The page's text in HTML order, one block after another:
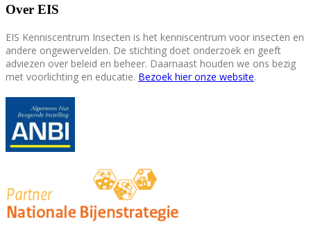
Over EIS
EIS Kenniscentrum Insecten is het kenniscentrum voor insecten en
andere ongewervelden. De stichting doet onderzoek en geeft
adviezen over beleid en beheer. Daarnaast houden we ons bezig
met voorlichting en educatie. Bezoek hier onze website.